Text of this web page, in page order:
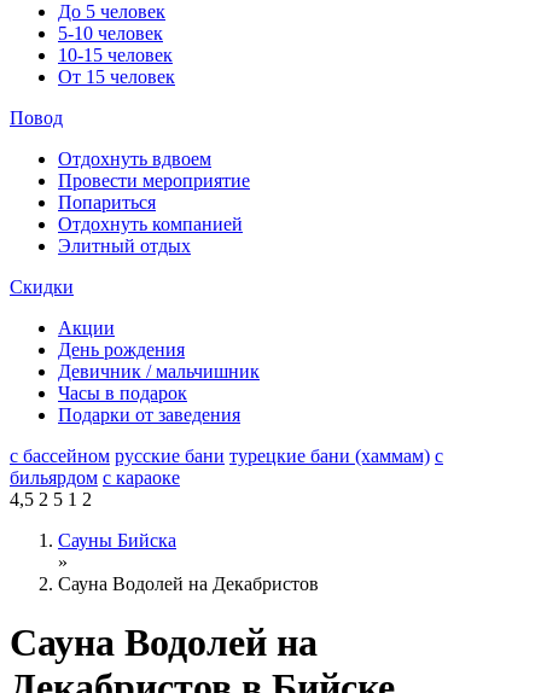
До 5 человек
5-10 человек
10-15 человек
От 15 человек
Повод
Отдохнуть вдвоем
Провести мероприятие
Попариться
Отдохнуть компанией
Элитный отдых
Скидки
Акции
День рождения
Девичник / мальчишник
Часы в подарок
Подарки от заведения
с бассейном русские бани турецкие бани (хаммам) с
бильярдом с караоке
4,5 2 5 1 2
Сауны Бийска
»
Сауна Водолей на Декабристов
Сауна Водолей на